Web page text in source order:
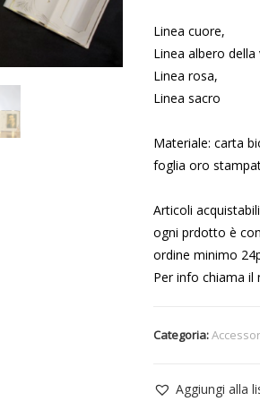
Linea cuore,
Linea albero della
Linea rosa,
Linea sacro
Materiale: carta
foglia oro
Articoli
ogni prdotto è
ordine minimo
Per info chiama il
Categoria:
Aggiungi alla